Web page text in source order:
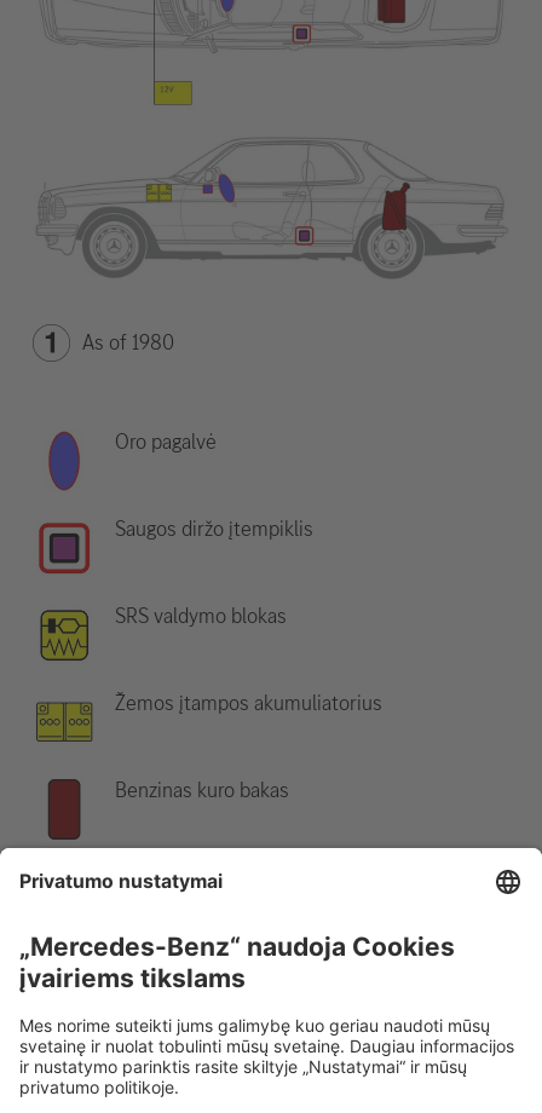
As of 1980
Oro pagalvė
Saugos diržo įtempiklis
SRS valdymo blokas
Žemos įtampos akumuliatorius
Benzinas kuro bakas
Nurodymas:Daugiau informacijos rasite mūsų